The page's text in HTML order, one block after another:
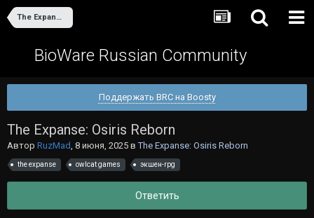
The Expanse: Osiris Reborn
BioWare Russian Community
Поддержать BRC на Boosty
The Expanse: Osiris Reborn
Автор RuzMad, 8 июня, 2025 вThe Expanse: Osiris Reborn
the expanse owlcat games экшен-rpg
Ответить